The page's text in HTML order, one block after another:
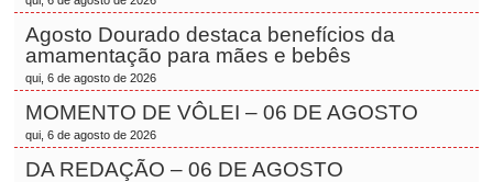
Agosto Dourado destaca benefícios da
amamentação para mães e bebês
qui, 6 de agosto de 2026
MOMENTO DE VÔLEI – 06 DE AGOSTO
qui, 6 de agosto de 2026
DA REDAÇÃO – 06 DE AGOSTO